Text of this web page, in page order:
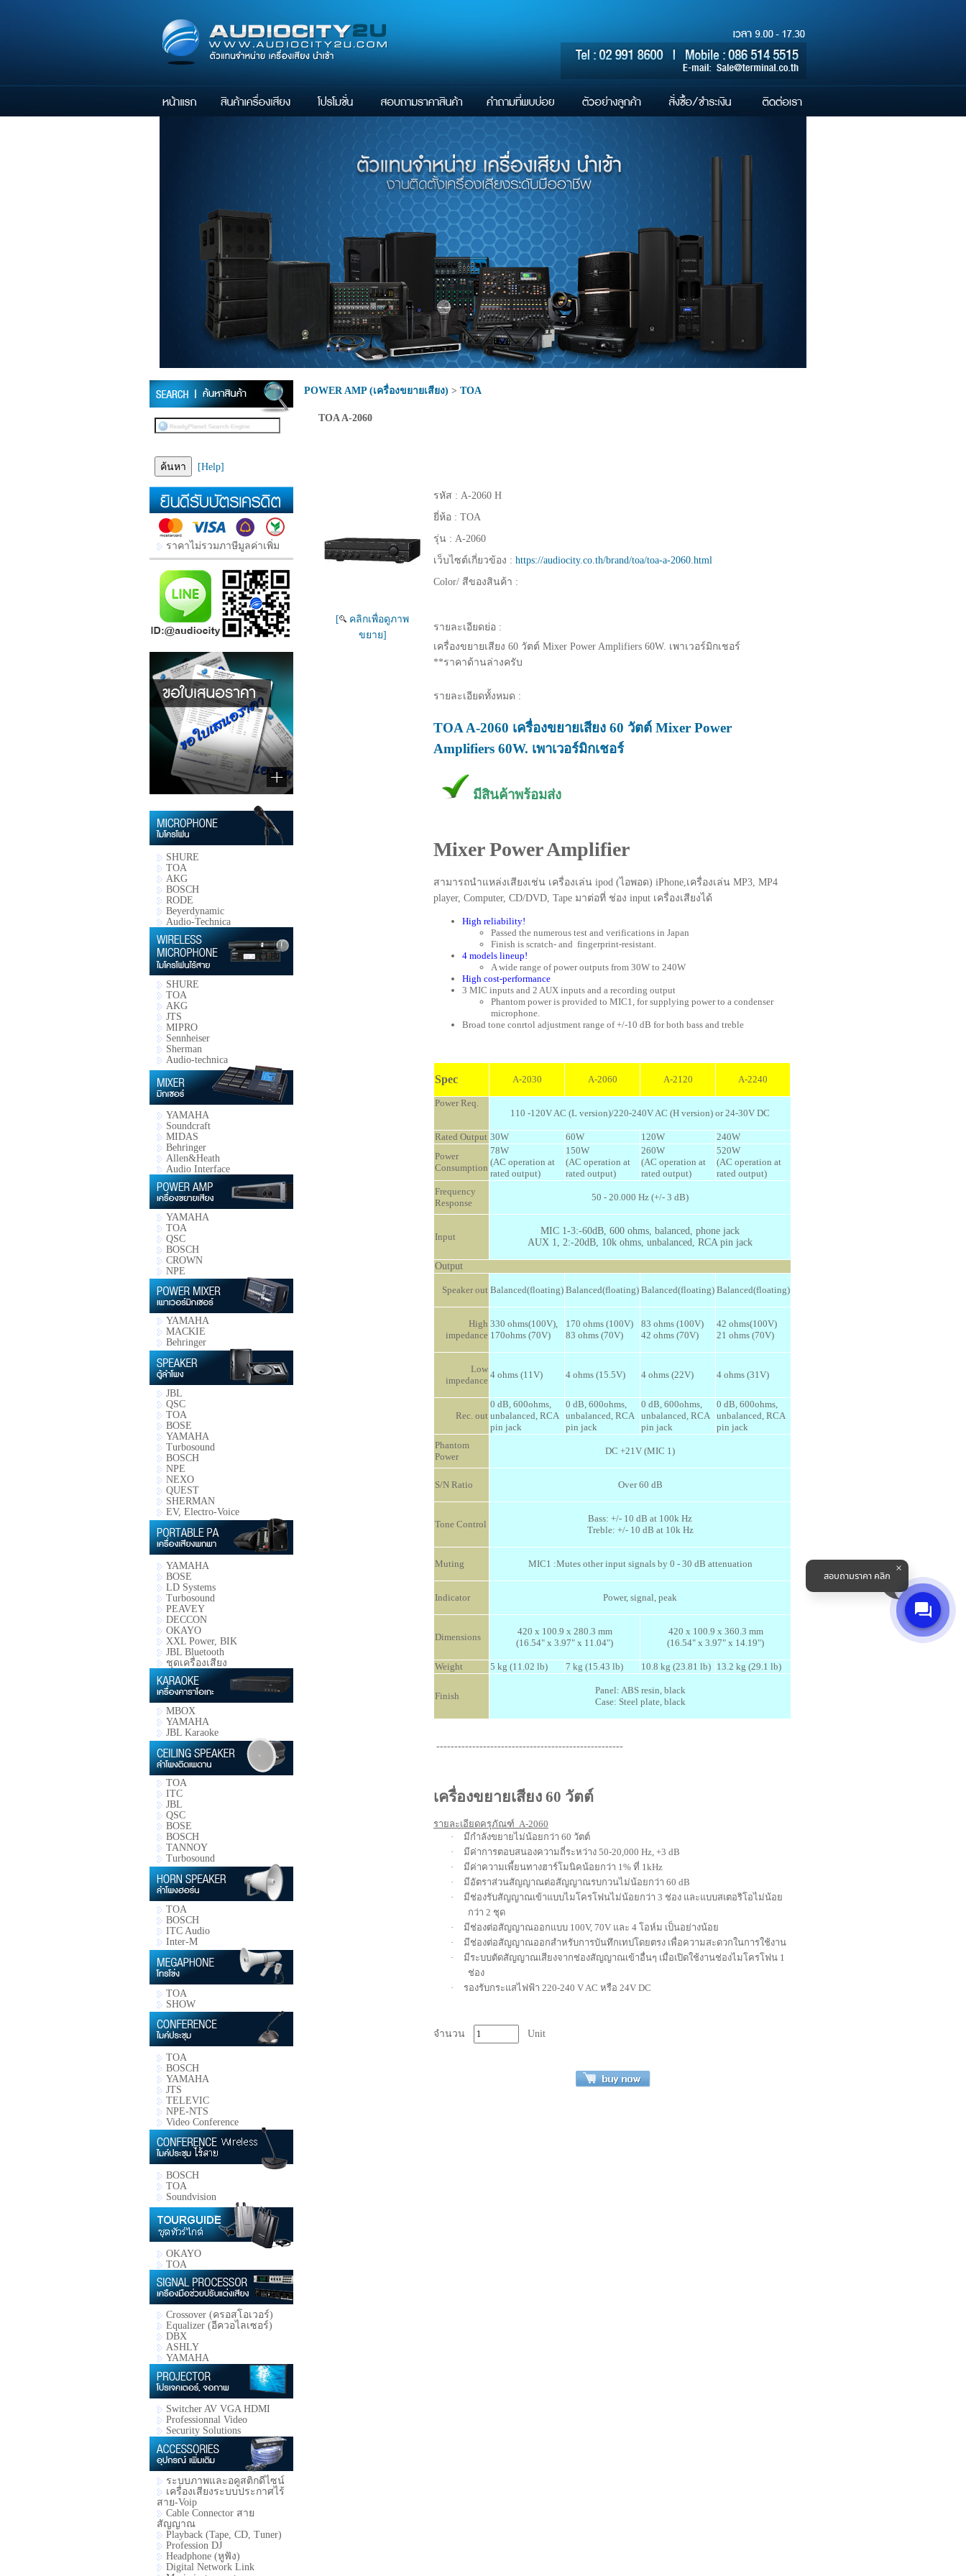
[Help]
ราคาไม่รวมภาษีมูลค่าเพิ่ม
SHURE
TOA
AKG
BOSCH
RODE
Beyerdynamic
Audio-Technica
SHURE
TOA
AKG
JTS
MIPRO
Sennheiser
Sherman
Audio-technica
YAMAHA
Soundcraft
MIDAS
Behringer
Allen&Heath
Audio Interface
YAMAHA
TOA
QSC
BOSCH
CROWN
NPE
YAMAHA
MACKIE
Behringer
JBL
QSC
TOA
BOSE
YAMAHA
Turbosound
BOSCH
NPE
NEXO
QUEST
SHERMAN
EV, Electro-Voice
YAMAHA
BOSE
LD Systems
Turbosound
PEAVEY
DECCON
OKAYO
XXL Power, BIK
JBL Bluetooth
ชุดเครื่องเสียง
MBOX
YAMAHA
JBL Karaoke
TOA
ITC
JBL
QSC
BOSE
BOSCH
TANNOY
Turbosound
TOA
BOSCH
ITC Audio
Inter-M
TOA
SHOW
TOA
BOSCH
YAMAHA
JTS
TELEVIC
NPE-NTS
Video Conference
BOSCH
TOA
Soundvision
OKAYO
TOA
Crossover (ครอสโอเวอร์)
Equalizer (อีควอไลเซอร์)
DBX
ASHLY
YAMAHA
Switcher AV VGA HDMI
Professionnal Video
Security Solutions
ระบบภาพและอคูสติกดีไซน์
เครื่องเสียงระบบประกาศไร้
สาย-Voip
Cable Connector สาย
สัญญาณ
Playback (Tape, CD, Tuner)
Profession DJ
Headphone (หูฟัง)
Digital Network Link
POWER AMP (เครื่องขยายเสียง) > TOA
TOA A-2060
[
คลิกเพื่อดูภาพ
ขยาย]
รหัส : A-2060 H
ยี่ห้อ : TOA
รุ่น : A-2060
เว็บไซต์เกี่ยวข้อง : https://audiocity.co.th/brand/toa/toa-a-2060.html
Color/ สีของสินค้า :
รายละเอียดย่อ :
เครื่องขยายเสียง 60 วัตต์ Mixer Power Amplifiers 60W. เพาเวอร์มิกเชอร์
**ราคาด้านล่างครับ
รายละเอียดทั้งหมด :
TOA A-2060 เครื่องขยายเสียง 60 วัตต์ Mixer Power
Amplifiers 60W. เพาเวอร์มิกเชอร์
มีสินค้าพร้อมส่ง
Mixer Power Amplifier
สามารถนำแหล่งเสียงเช่น เครื่องเล่น ipod (ไอพอด) iPhone,เครื่องเล่น MP3, MP4
player, Computer, CD/DVD, Tape มาต่อที่ ช่อง input เครื่องเสียงได้
High reliability!
Passed the numerous test and verifications in Japan
Finish is scratch- and fingerprint-resistant.
4 models lineup!
A wide range of power outputs from 30W to 240W
High cost-performance
3 MIC inputs and 2 AUX inputs and a recording output
Phantom power is provided to MIC1, for supplying power to a condenser
microphone.
Broad tone conrtol adjustment range of +/-10 dB for both bass and treble
Spec A-2030 A-2060 A-2120 A-2240
Power Req.
110 -120V AC (L version)/220-240V AC (H version) or 24-30V DC
Rated Output 30W 60W 120W
240W
Power
Consumption
78W
(AC operation at
rated output)
150W
(AC operation at
rated output)
260W
(AC operation at
rated output)
520W
(AC operation at
rated output)
Frequency
Response
50 - 20.000 Hz (+/- 3 dB)
Input
MIC 1-3:-60dB, 600 ohms, balanced, phone jack
AUX 1, 2:-20dB, 10k ohms, unbalanced, RCA pin jack
Output
Speaker out Balanced(floating) Balanced(floating) Balanced(floating) Balanced(floating)
High
impedance
330 ohms(100V),
170ohms (70V)
170 ohms (100V)
83 ohms (70V)
83 ohms (100V)
42 ohms (70V)
42 ohms(100V)
21 ohms (70V)
Low
impedance
4 ohms (11V) 4 ohms (15.5V) 4 ohms (22V) 4 ohms (31V)
Rec. out
0 dB, 600ohms,
unbalanced, RCA
pin jack
0 dB, 600ohms,
unbalanced, RCA
pin jack
0 dB, 600ohms,
unbalanced, RCA
pin jack
0 dB, 600ohms,
unbalanced, RCA
pin jack
Phantom
Power
DC +21V (MIC 1)
S/N Ratio Over 60 dB
Tone Control
Bass: +/- 10 dB at 100k Hz
Treble: +/- 10 dB at 10k Hz
Muting MIC1 :Mutes other input signals by 0 - 30 dB attenuation
Indicator Power, signal, peak
Dimensions
420 x 100.9 x 280.3 mm
(16.54" x 3.97" x 11.04")
420 x 100.9 x 360.3 mm
(16.54" x 3.97" x 14.19")
Weight 5 kg (11.02 lb) 7 kg (15.43 lb) 10.8 kg (23.81 lb) 13.2 kg (29.1 lb)
Finish
Panel: ABS resin, black
Case: Steel plate, black
----------------------------------------------------
เครื่องขยายเสียง 60 วัตต์
รายละเอียดครุภัณฑ์ A-2060
·
มีกำลังขยายไม่น้อยกว่า 60 วัตต์
·
มีค่าการตอบสนองความถี่ระหว่าง 50-20,000 Hz, +3 dB
·
มีค่าความเพี้ยนทางฮาร์โมนิคน้อยกว่า 1% ที่ 1kHz
·
มีอัตราส่วนสัญญาณต่อสัญญาณรบกวนไม่น้อยกว่า 60 dB
·
มีช่องรับสัญญาณเข้าแบบไมโครโฟนไม่น้อยกว่า 3 ช่อง และแบบสเตอริโอไม่น้อย
กว่า 2 ชุด
·
มีช่องต่อสัญญาณออกแบบ 100V, 70V และ 4 โอห์ม เป็นอย่างน้อย
·
มีช่องต่อสัญญาณออกสำหรับการบันทึกเทปโดยตรง เพื่อความสะดวกในการใช้งาน
·
มีระบบตัดสัญญาณเสียงจากช่องสัญญาณเข้าอื่นๆ เมื่อเปิดใช้งานช่องไมโครโฟน 1
ช่อง
·
รองรับกระแสไฟฟ้า 220-240 V AC หรือ 24V DC
จำนวน Unit
สอบถามราคา คลิก